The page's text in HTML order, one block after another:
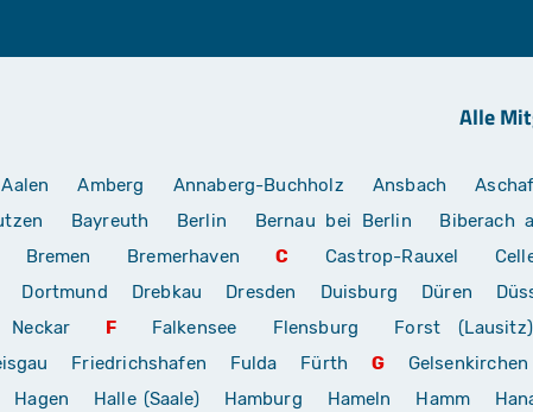
Alle
Aalen Amberg Annaberg-Buchholz Ansbach
Bayreuth Berlin Bernau bei Berlin Biberach
Bremen Bremerhaven C Castrop-Rauxel
Dortmund Drebkau Dresden Duisburg Düren
F Falkensee Flensburg Forst (Lausitz)
Friedrichshafen Fulda Fürth G Gelsenkirchen
Hagen Halle (Saale) Hamburg Hameln Hamm